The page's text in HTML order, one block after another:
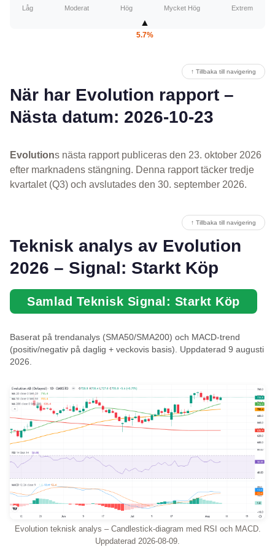
Låg Moderat Hög Mycket Hög Extrem
▲
5.7%
↑ Tillbaka till navigering
När har Evolution rapport –
Nästa datum: 2026-10-23
Evolutions nästa rapport publiceras den 23. oktober 2026
efter marknadens stängning. Denna rapport täcker tredje
kvartalet (Q3) och avslutades den 30. september 2026.
↑ Tillbaka till navigering
Teknisk analys av Evolution
2026 – Signal: Starkt Köp
Samlad Teknisk Signal: Starkt Köp
Baserat på trendanalys (SMA50/SMA200) och MACD-trend
(positiv/negativ på daglig + veckovis basis). Uppdaterad 9 augusti
2026.
Evolution teknisk analys – Candlestick-diagram med RSI och MACD.
Uppdaterad 2026-08-09.